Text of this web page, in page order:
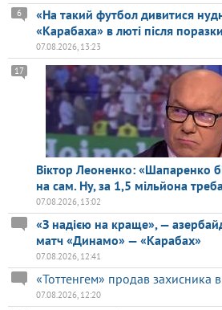
«На такий футбол дивитися
«Карабаха» в люті після
6
07.08.2026, 13:23
Віктор Леоненко: «Шапаренко
на сам. Ну, за 1,5 мільйона
17
07.08.2026, 13:02
«З надією на краще», —
матч «Динамо» — «Карабах»
07.08.2026, 12:41
«Тоттенгем» продав захисника
07.08.2026, 12:20